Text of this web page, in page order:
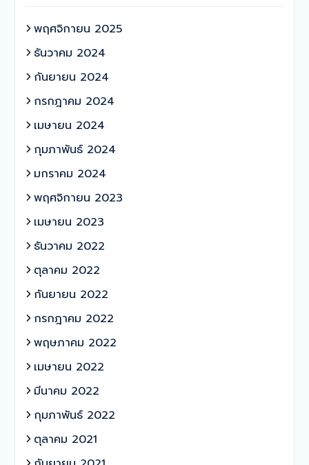
พฤศจิกายน 2025
ธันวาคม 2024
กันยายน 2024
กรกฎาคม 2024
เมษายน 2024
กุมภาพันธ์ 2024
มกราคม 2024
พฤศจิกายน 2023
เมษายน 2023
ธันวาคม 2022
ตุลาคม 2022
กันยายน 2022
กรกฎาคม 2022
พฤษภาคม 2022
เมษายน 2022
มีนาคม 2022
กุมภาพันธ์ 2022
ตุลาคม 2021